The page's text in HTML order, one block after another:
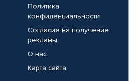
Политика
конфиденциальности
Согласие на получение
рекламы
О нас
Карта сайта